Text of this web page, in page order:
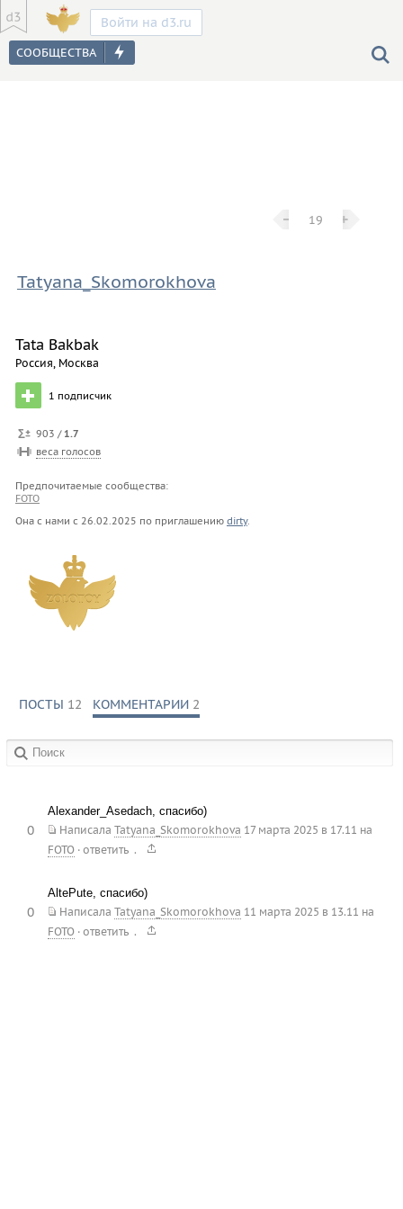
Войти на d3.ru
− 19 +
Tatyana_Skomorokhova
Tata Bakbak
Россия, Москва
1 подписчик
903 / 1.7
веса голосов
Предпочитаемые сообщества:
FOTO
Она с нами с 26.02.2025 по приглашению dirty.
ПОСТЫ 12 КОММЕНТАРИИ 2
Alexander_Asedach, спасибо)
Написала Tatyana_Skomorokhova 17 марта 2025 в 17.11 на
FOTO · ответить .
0
AltePute, спасибо)
Написала Tatyana_Skomorokhova 11 марта 2025 в 13.11 на
FOTO · ответить .
0